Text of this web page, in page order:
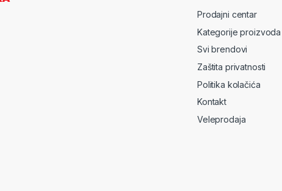
Prodajni centar
Kategorije proizvoda
Svi brendovi
Zaštita privatnosti
Politika kolačića
Kontakt
Veleprodaja